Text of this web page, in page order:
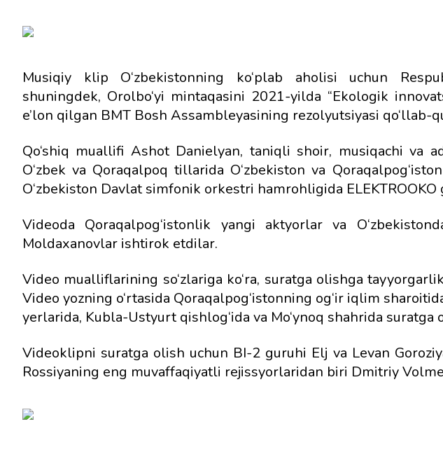
Musiqiy klip O‘zbekistonning ko‘plab aholisi uchun
shuningdek, Orolbo‘yi mintaqasini 2021-yilda “Ekologik
e’lon qilgan BMT Bosh Assambleyasining rezolyutsiyasi qo‘llab-
Qo‘shiq muallifi Ashot Danielyan, taniqli shoir, musiqachi va
O‘zbek va Qoraqalpoq tillarida O‘zbekiston va
O‘zbekiston Davlat simfonik orkestri hamrohligida
Videoda Qoraqalpog‘istonlik yangi aktyorlar va
Moldaxanovlar ishtirok etdilar.
Video mualliflarining so‘zlariga ko‘ra, suratga olishga
Video yozning o‘rtasida Qoraqalpog‘istonning og‘ir iqlim
yerlarida, Kubla-Ustyurt qishlog‘ida va Mo‘ynoq shahrida suratga
Videoklipni suratga olish uchun BI-2 guruhi Elj va Levan
Rossiyaning eng muvaffaqiyatli rejissyorlaridan biri Dmitriy